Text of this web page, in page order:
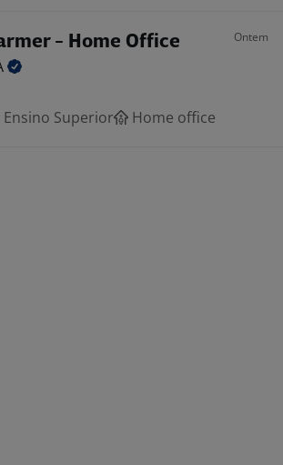
- Home Office Ontem
Ensino Superior Home office